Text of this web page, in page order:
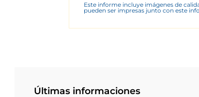
Este informe incluye imágenes de
pueden ser impresas junto con este
Últimas informaciones